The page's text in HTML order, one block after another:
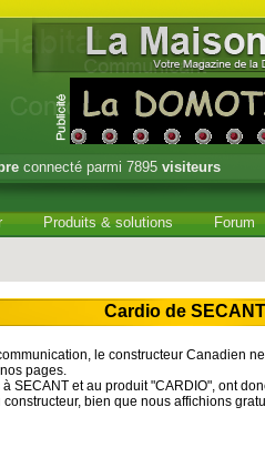
connecté parmi 7895 visiteurs
Produits & solutions Forum
Cardio de SECANT
le constructeur Canadien
pages.
SECANT et au produit "CARDIO", ont
bien que nous affichions